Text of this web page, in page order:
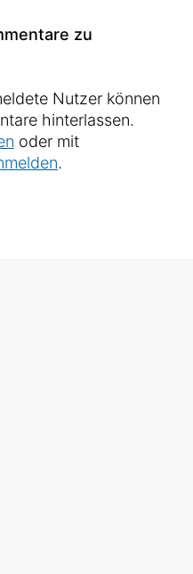
zu
Nutzer können
hinterlassen.
oder mit
.